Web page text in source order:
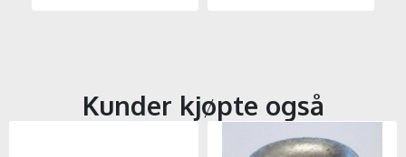
Kunder kjøpte også